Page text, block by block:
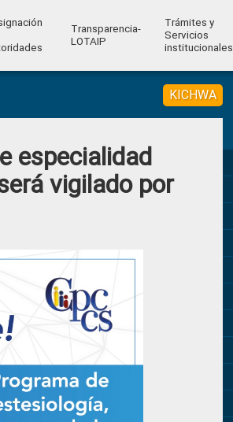
Transparencia-
LOTAIP
Trámites y
Servicios
institucionales
KICHWA
especialidad
vigilado por